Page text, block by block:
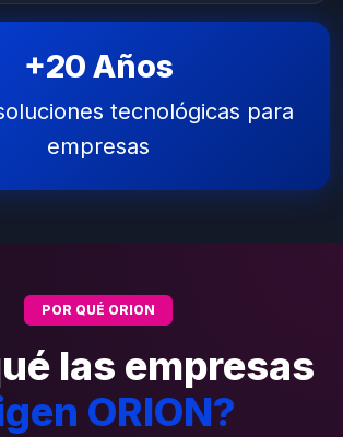
+20 Años
tecnológicas para
empresas
POR QUÉ ORION
las empresas
ORION?